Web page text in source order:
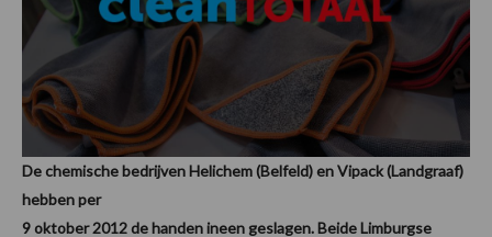
De chemische bedrijven Helichem (Belfeld) en Vipack (Landgraaf)
hebben per
9 oktober 2012 de handen ineen geslagen. Beide Limburgse